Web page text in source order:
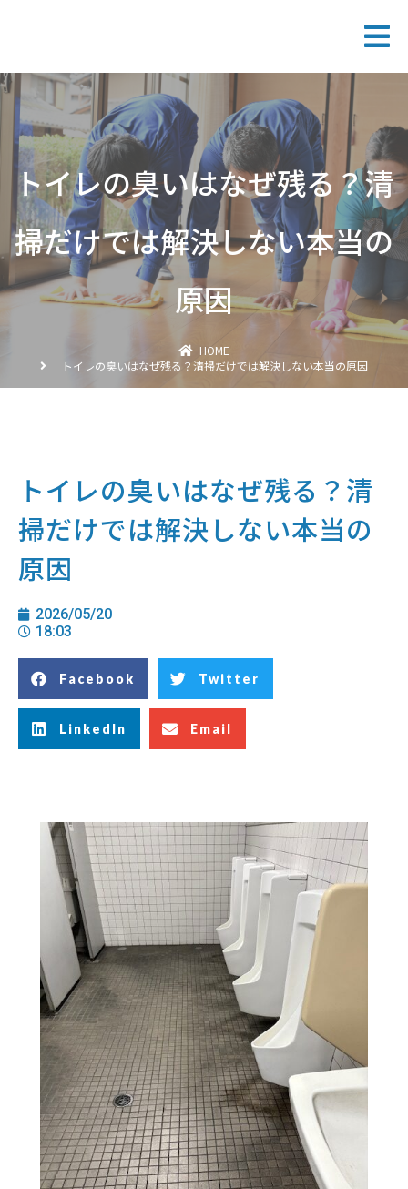
トイレの臭いはなぜ残る？清
掃だけでは解決しない本当の
原因
HOME
トイレの臭いはなぜ残る？清掃だけでは解決しない本当の原因
トイレの臭いはなぜ残る？清
掃だけでは解決しない本当の
原因
2026/05/20
18:03
Facebook Twitter
LinkedIn Email